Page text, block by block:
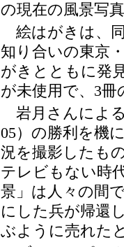
の現在の風景写
絵はがきは、
知り合いの東京
がきとともに発
が未使用で、 3冊
岩月さんによ
05）の勝利を機
況を撮影したも
テレビもない時
景」は人々の間
にした兵が帰還
ぶように売れた